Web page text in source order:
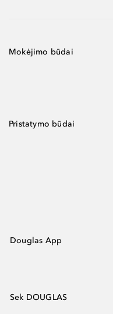
Mokėjimo būdai
Pristatymo būdai
Douglas App
Sek DOUGLAS